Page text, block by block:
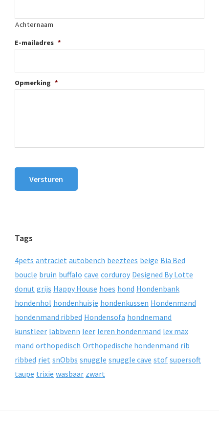
Achternaam
E-mailadres *
Opmerking *
Versturen
Tags
4pets antraciet autobench beeztees beige Bia Bed
boucle bruin buffalo cave corduroy Designed By Lotte
donut grijs Happy House hoes hond Hondenbank
hondenhol hondenhuisje hondenkussen Hondenmand
hondenmand ribbed Hondensofa hondnemand
kunstleer labbvenn leer leren hondenmand lex max
mand orthopedisch Orthopedische hondenmand rib
ribbed riet snObbs snuggle snuggle cave stof supersoft
taupe trixie wasbaar zwart